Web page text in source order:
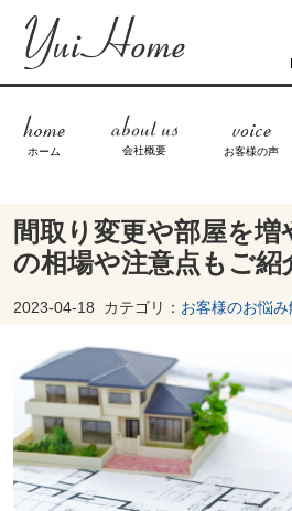
ホーム 会社概要 お客様の声
間取り変更や部屋を増
の相場や注意点もご紹
2023-04-18 カテゴリ： お客様のお悩